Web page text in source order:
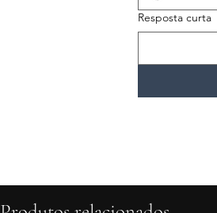
Resposta curta